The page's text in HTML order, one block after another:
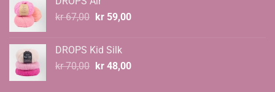
kr67,00 Opprinnelig
kr 67,00.
kr59,00Nåværende
DROPS Kid Silk
kr70,00 Opprinnelig
kr48,00Nåværende